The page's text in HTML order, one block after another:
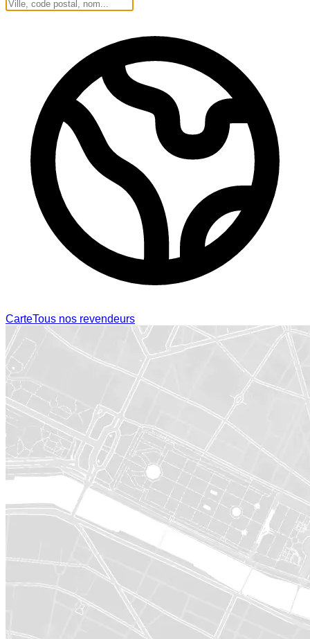
CarteTous nos revendeurs